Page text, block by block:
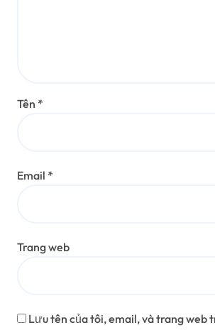
Tên *
Email *
Trang web
Lưu tên của tôi, email, và trang web